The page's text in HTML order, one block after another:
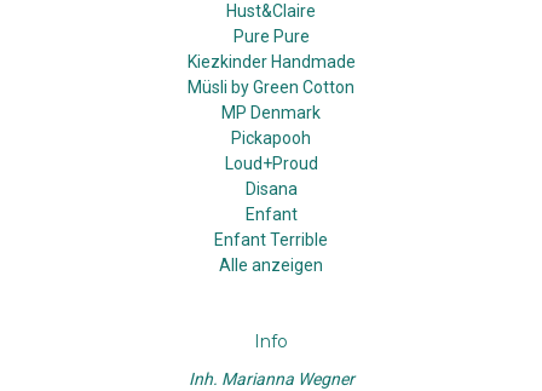
Hust&Claire
Pure Pure
Kiezkinder Handmade
Müsli by Green Cotton
MP Denmark
Pickapooh
Loud+Proud
Disana
Enfant
Enfant Terrible
Alle anzeigen
Info
Inh. Marianna Wegner